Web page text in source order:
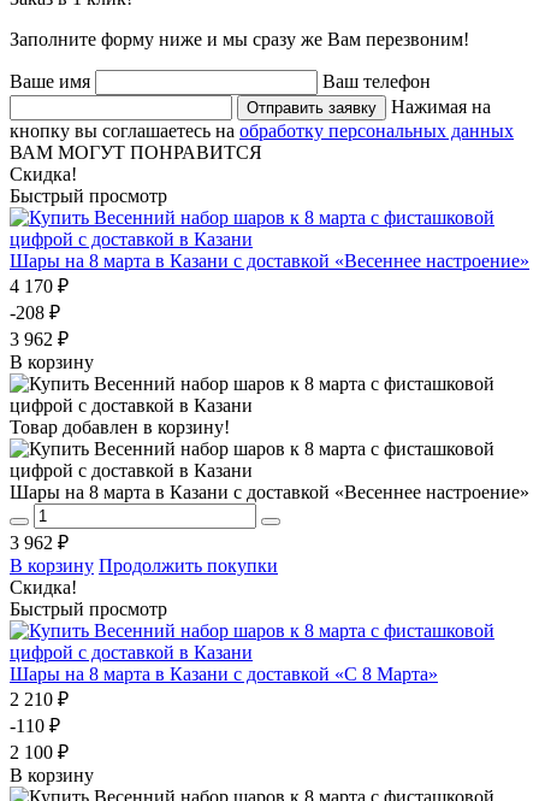
Заполните форму ниже и мы сразу же Вам перезвоним!
Ваше имя Ваш телефон
Отправить заявку
Нажимая на
кнопку вы соглашаетесь на обработку персональных данных
ВАМ МОГУТ ПОНРАВИТСЯ
Скидка!
Быстрый просмотр
Шары на 8 марта в Казани с доставкой «Весеннее настроение»
4 170 ₽
-208 ₽
3 962 ₽
В корзину
Товар добавлен в корзину!
Шары на 8 марта в Казани с доставкой «Весеннее настроение»
3 962 ₽
В корзину Продолжить покупки
Скидка!
Быстрый просмотр
Шары на 8 марта в Казани с доставкой «С 8 Марта»
2 210 ₽
-110 ₽
2 100 ₽
В корзину